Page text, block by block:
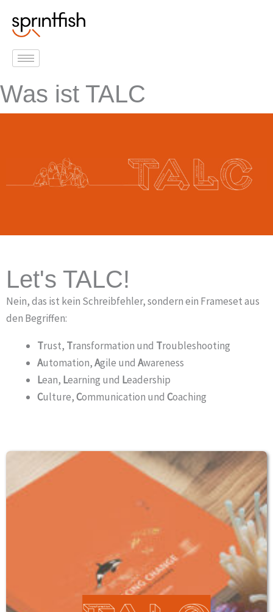
springen
Inhalt
Was ist TALC
Let's TALC!
Nein, das ist kein Schreibfehler, sondern ein Frameset aus
den Begriffen:
Trust, Transformation und Troubleshooting
Automation,Agile und Awareness
Lean, Learning und Leadership
Culture,Communication und Coaching